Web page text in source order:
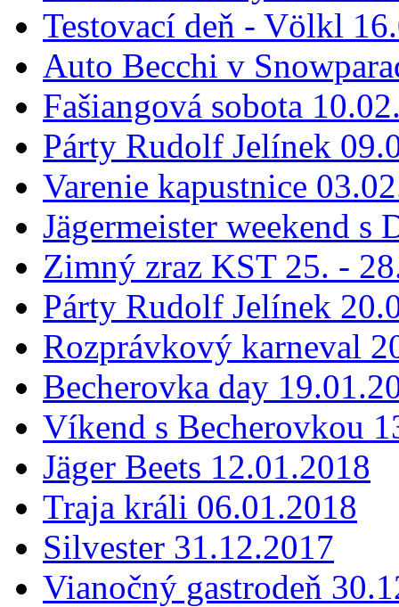
Testovací deň - Völkl
Auto Becchi v
Fašiangová sobota
Párty Rudolf Jelínek
Varenie kapustnice
Jägermeister weekend
Zimný zraz KST 25. -
Párty Rudolf Jelínek
Rozprávkový karneval
Becherovka day
Víkend s Becherovkou
Jäger Beets 12.01.2018
Traja králi 06.01.2018
Silvester 31.12.2017
Vianočný gastrodeň